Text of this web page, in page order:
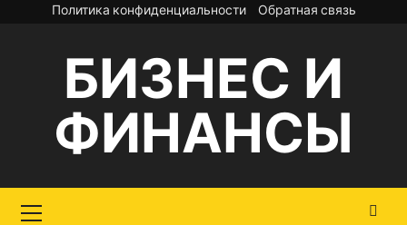
Перейти
содержимому
Политика конфиденциальности Обратная связь
БИЗНЕС И
ФИНАНСЫ
меню